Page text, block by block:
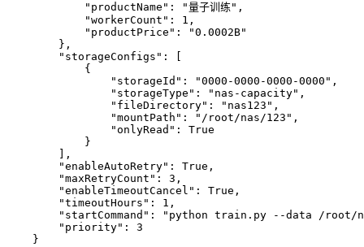
        "productName"
: "量子训练" ,
        "workerCount"
: 1 ,
        "productPrice"
:
"0.0002B"
    },
    "storageConfigs"
: [
        {
            "storageId"
: "0000-0000-0000-0000" ,
            "storageType"
: "nas-capacity" ,
            "fileDirectory"
: "nas123" ,
            "mountPath"
: "/root/nas/123" ,
            "onlyRead"
: True
        }
    ],
    "enableAutoRetry"
: True ,
    "maxRetryCount"
: 3 ,
    "enableTimeoutCancel"
: True ,
    "timeoutHours"
: 1 ,
    "startCommand"
:
"python train.py --data /root/
    "priority"
: 3
}